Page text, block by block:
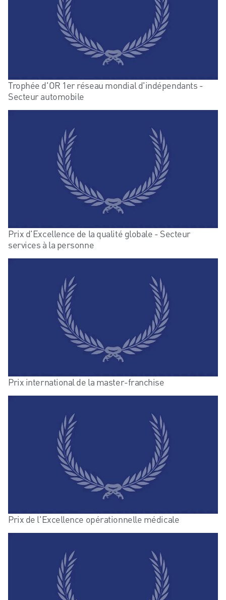
Trophée d'OR 1er réseau mondial d'indépendants -
Secteur automobile
Prix d'Excellence de la qualité globale - Secteur
services à la personne
Prix international de la master-franchise
Prix de l'Excellence opérationnelle médicale